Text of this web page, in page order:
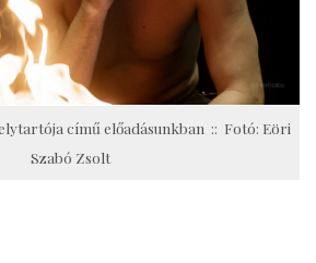
című előadásunkban :: Fotó: Eöri
Szabó Zsolt